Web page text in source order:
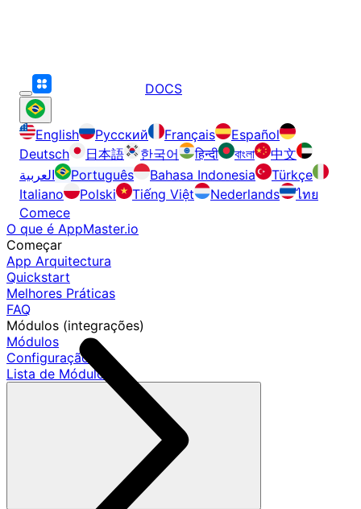
DOCS
English Русский Français
Español
Deutsch
日本語 한국어 हिन्दी বাংলা
中文
العربية
Português Bahasa Indonesia
Türkçe
Italiano
Polski Tiếng Việt Nederlands
ไทย
Comece
O que é AppMaster.io
Começar
App Arquitectura
Quickstart
Melhores Práticas
FAQ
Módulos (integrações)
Módulos
Configuração
Lista de Módulos